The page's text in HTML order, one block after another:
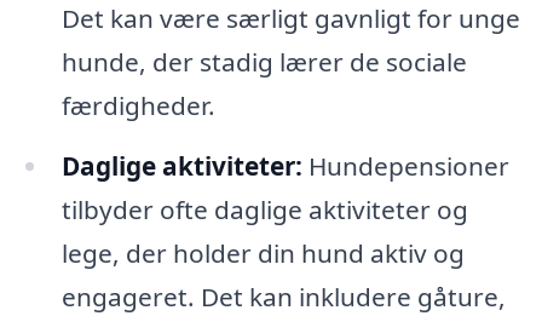
Det kan være særligt gavnligt for unge
hunde, der stadig lærer de sociale
færdigheder.
Daglige aktiviteter: Hundepensioner
tilbyder ofte daglige aktiviteter og
lege, der holder din hund aktiv og
engageret. Det kan inkludere gåture,